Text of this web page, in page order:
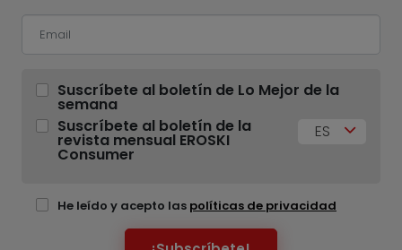
Suscríbete al boletín de Lo Mejor de la
semana
Suscríbete al boletín de la
revista mensual EROSKI
Consumer
ES
He leído y acepto las políticas de privacidad